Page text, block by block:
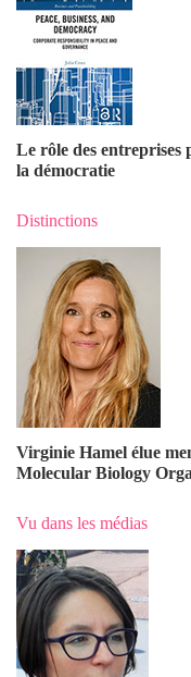
Le rôle des
la démocratie
Distinctions
Virginie Hamel élue
Molecular Biology
Vu dans les médias